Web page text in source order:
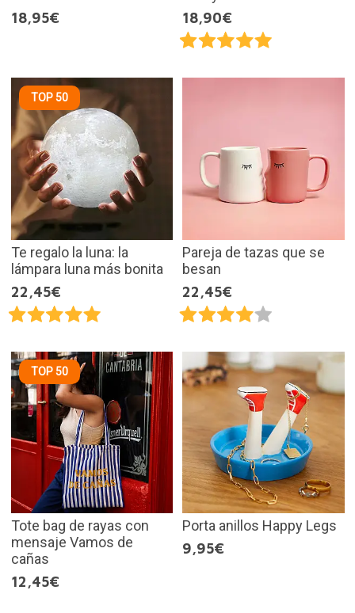
18,95€
18,90€
TOP 50
Te regalo la luna: la
lámpara luna más bonita
22,45€
Pareja de tazas que se
besan
22,45€
TOP 50
Tote bag de rayas con
mensaje Vamos de
cañas
12,45€
Porta anillos Happy Legs
9,95€